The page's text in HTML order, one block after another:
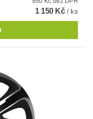
1 150 Kč/ ks